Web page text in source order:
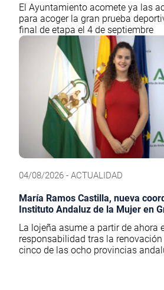
El Ayuntamiento acomete ya las
para acoger la gran prueba
final de etapa el 4 de septiembre
04/08/2026 - ACTUALIDAD
María Ramos Castilla, nueva
Instituto Andaluz de la Mujer en
La lojeña asume a partir de ahora
responsabilidad tras la
cinco de las ocho provincias